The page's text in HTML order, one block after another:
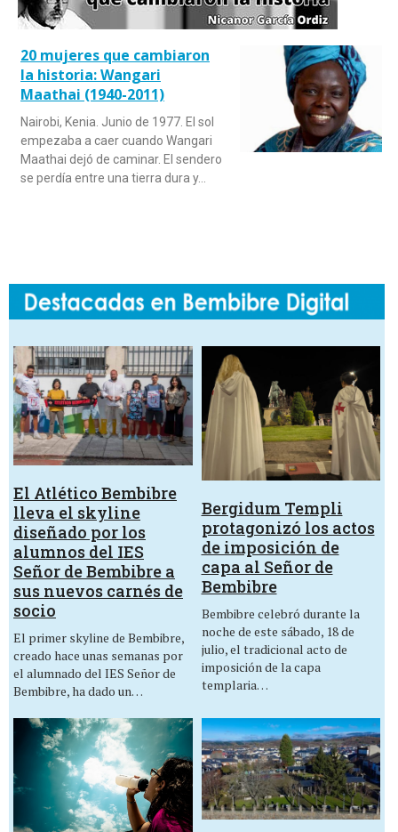
20 mujeres que cambiaron
la historia: Wangari
Maathai (1940-2011)
Nairobi, Kenia. Junio de 1977. El sol
empezaba a caer cuando Wangari
Maathai dejó de caminar. El sendero
se perdía entre una tierra dura y…
El Atlético Bembibre
lleva el skyline
diseñado por los
alumnos del IES
Señor de Bembibre a
sus nuevos carnés de
socio
El primer skyline de Bembibre,
creado hace unas semanas por
el alumnado del IES Señor de
Bembibre, ha dado un…
Bergidum Templi
protagonizó los actos
de imposición de
capa al Señor de
Bembibre
Bembibre celebró durante la
noche de este sábado, 18 de
julio, el tradicional acto de
imposición de la capa
templaria…